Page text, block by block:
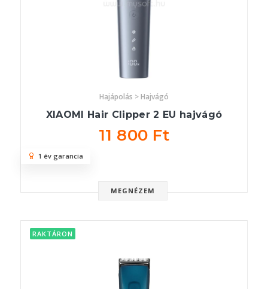
Hajápolás > Hajvágó
XIAOMI Hair Clipper 2 EU hajvágó
11 800 Ft
MEGNÉZEM
1 év garancia
RAKTÁRON